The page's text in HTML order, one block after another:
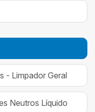
- Limpador Geral
Neutros Líquido